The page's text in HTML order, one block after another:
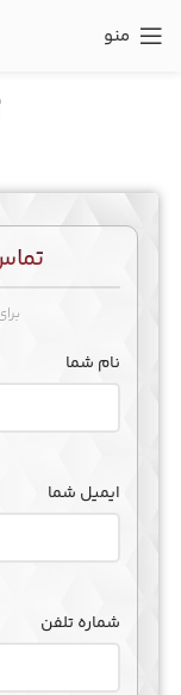
منو
نام شما
ایمیل شما
شماره تلفن